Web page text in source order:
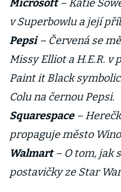
Microsoft– Katie
v Superbowlu a její
Pepsi– Červená se
Missy Elliot a H.E.R. v
Paint it Black
Colu na černou Pepsi.
Squarespace–
propaguje město
Walmart– O tom, jak
postavičky ze Star